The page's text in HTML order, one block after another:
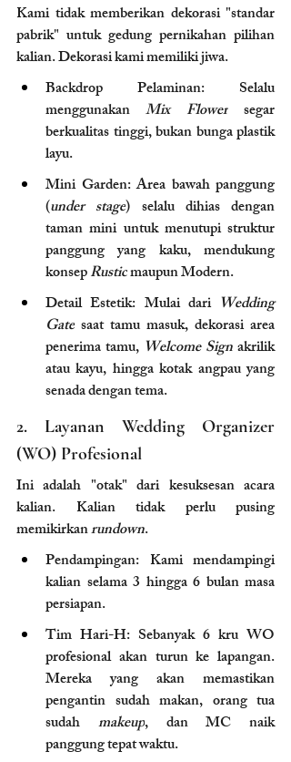
Kami tidak memberikan dekorasi "standar
pabrik" untuk gedung pernikahan pilihan
kalian. Dekorasi kami memiliki jiwa.
Backdrop Pelaminan: Selalu
menggunakan Mix Flower segar
berkualitas tinggi, bukan bunga plastik
layu.
Mini Garden: Area bawah panggung
(under stage) selalu dihias dengan
taman mini untuk menutupi struktur
panggung yang kaku, mendukung
konsep Rustic maupun Modern.
Detail Estetik: Mulai dari Wedding
Gate saat tamu masuk, dekorasi area
penerima tamu, Welcome Sign akrilik
atau kayu, hingga kotak angpau yang
senada dengan tema.
2. Layanan Wedding Organizer
(WO) Profesional
Ini adalah "otak" dari kesuksesan acara
kalian. Kalian tidak perlu pusing
memikirkan rundown.
Pendampingan: Kami mendampingi
kalian selama 3 hingga 6 bulan masa
persiapan.
Tim Hari-H: Sebanyak 6 kru WO
profesional akan turun ke lapangan.
Mereka yang akan memastikan
pengantin sudah makan, orang tua
sudah makeup, dan MC naik
panggung tepat waktu.